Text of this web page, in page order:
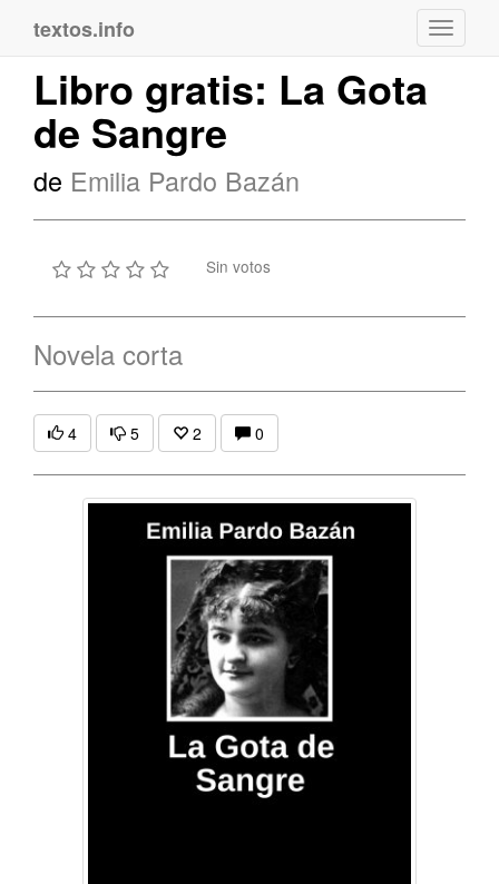
textos.info
Libro gratis: La Gota
de Sangre
de Emilia Pardo Bazán
Sin votos
Novela corta
4 5 2 0